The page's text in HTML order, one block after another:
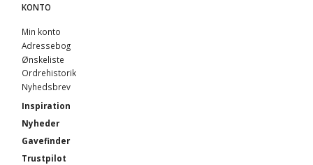
KONTO
Min konto
Adressebog
Ønskeliste
Ordrehistorik
Nyhedsbrev
Inspiration
Nyheder
Gavefinder
Trustpilot